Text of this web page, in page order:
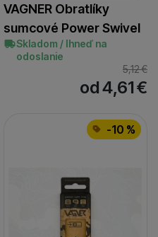
VAGNER Obratlíky
sumcové Power Swivel
Skladom / Ihneď na
odoslanie
5,12€
od 4,61€
-10 %